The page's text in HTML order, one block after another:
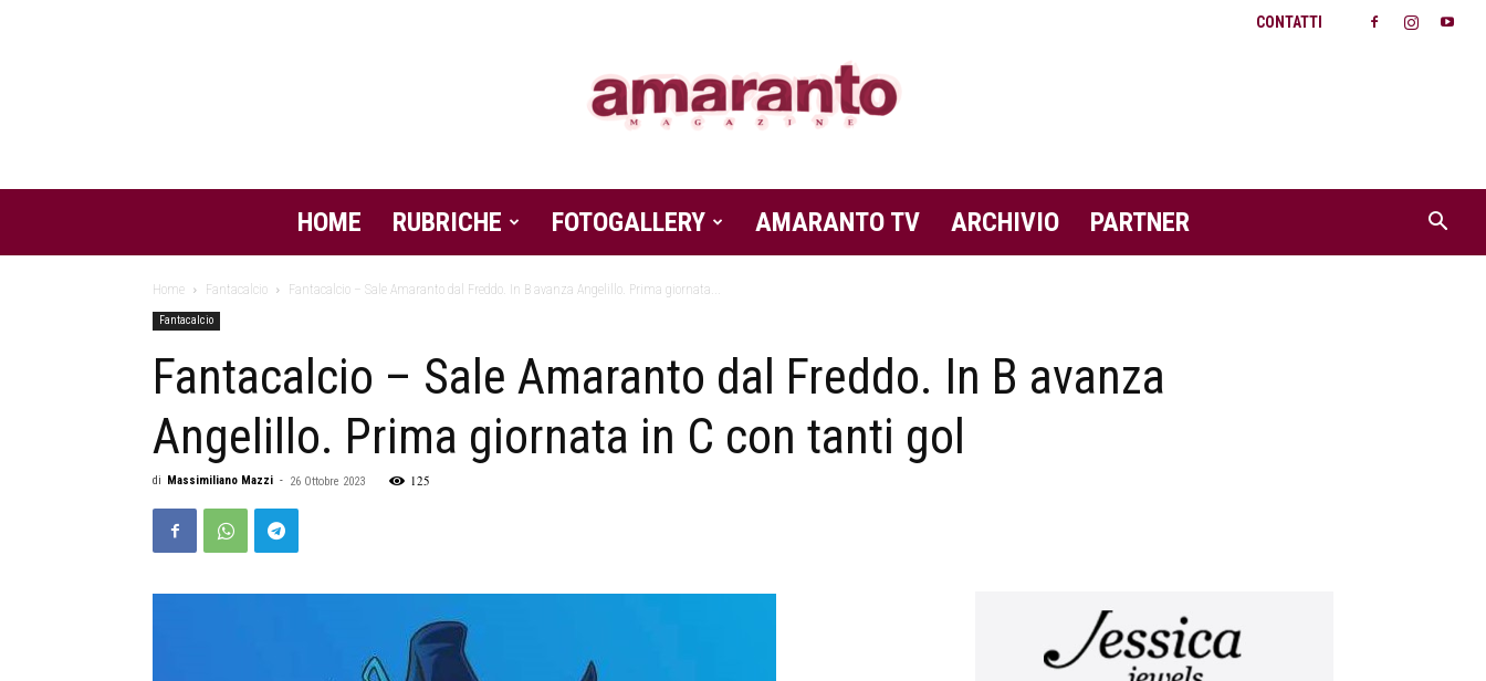
CONTATTI
Amaranto
Magazine
HOME RUBRICHE FOTOGALLERY AMARANTO TV ARCHIVIO PARTNER
Home Fantacalcio Fantacalcio – Sale Amaranto dal Freddo. In B avanza Angelillo. Prima giornata...
Fantacalcio
Fantacalcio – Sale Amaranto dal Freddo. In B avanza
Angelillo. Prima giornata in C con tanti gol
di Massimiliano Mazzi - 26 Ottobre 2023 125